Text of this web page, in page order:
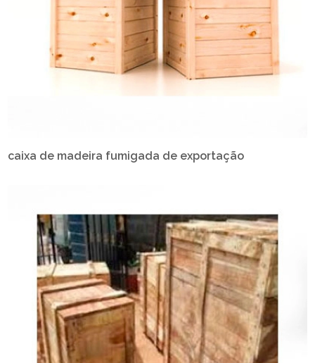
caixa de madeira fumigada de exportação